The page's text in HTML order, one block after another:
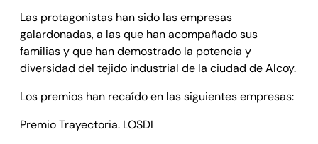
Las protagonistas han sido las empresas
galardonadas, a las que han acompañado sus
familias y que han demostrado la potencia y
diversidad del tejido industrial de la ciudad de Alcoy.
Los premios han recaído en las siguientes empresas:
Premio Trayectoria. LOSDI